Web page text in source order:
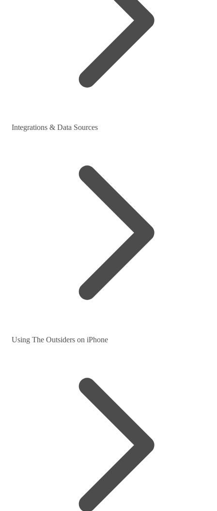
Integrations & Data Sources
Using The Outsiders on iPhone